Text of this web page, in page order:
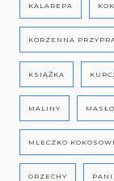
KALAREPA
KORZENNA
KSIĄŻKA
MALINY MASŁO
MLECZKO
ORZECHY